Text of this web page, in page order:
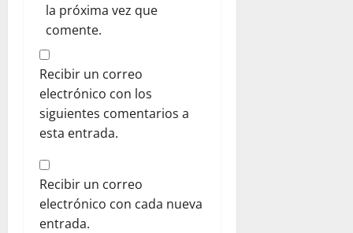
la próxima vez que
comente.
Recibir un correo
electrónico con los
siguientes comentarios a
esta entrada.
Recibir un correo
electrónico con cada nueva
entrada.